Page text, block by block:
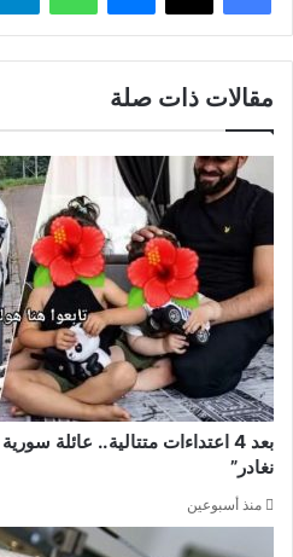
مقالات ذات صلة
بعد 4 اعتداءات متتالية.. عائلة
نغادر”
منذ أسبوعين